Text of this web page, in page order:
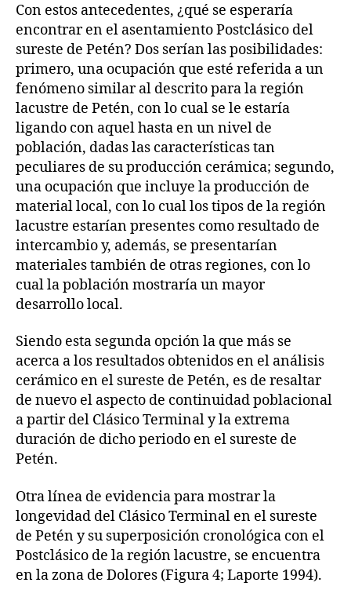
Con estos antecedentes, ¿qué se esperaría
encontrar en el asentamiento Postclásico del
sureste de Petén? Dos serían las posibilidades:
primero, una ocupación que esté referida a un
fenómeno similar al descrito para la región
lacustre de Petén, con lo cual se le estaría
ligando con aquel hasta en un nivel de
población, dadas las características tan
peculiares de su producción cerámica; segundo,
una ocupación que incluye la producción de
material local, con lo cual los tipos de la región
lacustre estarían presentes como resultado de
intercambio y, además, se presentarían
materiales también de otras regiones, con lo
cual la población mostraría un mayor
desarrollo local.
Siendo esta segunda opción la que más se
acerca a los resultados obtenidos en el análisis
cerámico en el sureste de Petén, es de resaltar
de nuevo el aspecto de continuidad poblacional
a partir del Clásico Terminal y la extrema
duración de dicho periodo en el sureste de
Petén.
Otra línea de evidencia para mostrar la
longevidad del Clásico Terminal en el sureste
de Petén y su superposición cronológica con el
Postclásico de la región lacustre, se encuentra
en la zona de Dolores (Figura 4; Laporte 1994).